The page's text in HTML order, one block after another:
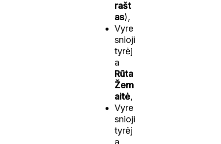
rašt
as),
Vyre
snioji
tyrėj
a
Rūta
Žem
aitė,
Vyre
snioji
tyrėj